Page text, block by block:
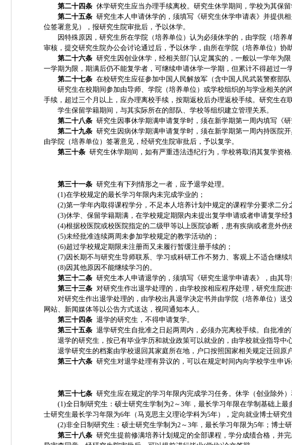
第二十四条 休学研究生应当办理手续离校。研究生休学期间，学校为其保
第二十五条 研究生本人申请休学的，须填写《研究生休学申请表》并提供
位签署意见），报研究生院审批后，予以休学。
因特殊原因，研究生所在学院（培养单位）认为必须休学的，由学院（培
审核，提交研究生院办公会讨论通过后，予以休学，由所在学院（培养单位）协
第二十六条 研究生因创业休学，经相关部门认定属实的，一般以一学年为
一学期为限，期满后仍不能复学者，可继续申请休学一学期，但累计不得超过一学
第二十七条 在校研究生应征参加中国人民解放军（含中国人民武装警察部
研究生在校期间参加由导师、学院（培养单位）或学校组织的与学业相关
手续，超过三个月以上，应办理离校手续，按期返校后办理返校手续。研究生在
学生保留学籍期间，与其实际所在的部队、学校等组织建立管理关系。
第二十八条 研究生因事休学期满申请复学时，须在新学期第一周内填写《
第二十九条 研究生因病休学期满申请复学时，须在新学期第一周内持医院
由学院（培养单位）签署意见，经研究生院审批后，予以复学。
第三十条 研究生休学期间，如有严重违法违纪行为，学校将取消其复学资格
第三十一条 研究生有下列情形之一者，应予退学处理。
(1)在学校规定的最长学习年限内未完成学业的；
(2)第一学年内取得课程学分，不足本人培养计划中规定的课程学分要求二分
(3)休学、保留学籍期满，在学校规定期限内未提出复学申请或者申请复学经
(4)根据校医院或校医院指定的二级甲等以上医院诊断，患有疾病或者意外伤
(5)未经批准连续两周未参加学校规定的教学活动的；
(6)超过学校规定期限未注册而又未履行暂缓注册手续的；
(7) 因长期不与研究生导师联系、学习或科研工作不努力、客观上不适合继续
(8) 因其他原因不能继续学习的。
第三十二条 研究生本人申请退学的，须填写《研究生退学申请表》，由其
第三十三条 对研究生作出退学处理的，由学校按相应程序处理，研究生院
对研究生作出退学处理的，由学校出具退学决定书并由学院（培养单位）
网站、新闻媒体等以公告方式送达，视同通知本人。
第三十四条 退学的研究生，不得申请复学。
第三十五条 退学研究生自批准之日起两周内，必须办完离校手续。自批准
退学的研究生，按已有毕业学历和就业政策可以就业的，由学校就业指导中
退学研究生的档案由学校退回其家庭所在地，户口按照国家相关规定迁回原
第三十六条 研究生对退学处理有异议的，可以在规定时间内向学校学生申诉
第三十七条 研究生应在规定的学习年限内完成学习任务。休学（创业除外
(1)全日制研究生：硕士研究生学制为2～ 3年，最长学习年限在学制基础上最
士研究生最长学习年限为6年（马克思主义理论学科为5年），定向就业博士研究
(2)非全日制研究生：硕士研究生学制为2～ 3年，最长学习年限为5年；博士
第三十八条 研究生提前修满培养计划规定的全部课程，学分成绩合格，并